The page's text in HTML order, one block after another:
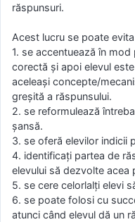
răspunsuri.
Acest lucru se poate
1. se accentuează în
corectă şi apoi elevul
aceleaşi concepte/
greşită a răspunsului.
2. se reformulează
şansă.
3. se oferă elevilor indicii
4. identificaţi partea de
elevului să dezvolte acea
5. se cere celorlalţi elevi
6. se poate folosi cu
atunci când elevul dă un